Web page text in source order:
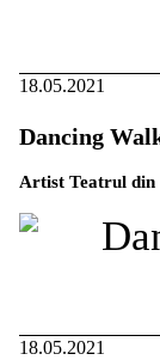
18.05.2021
Dancing
Artist Teatrul din
18.05.2021